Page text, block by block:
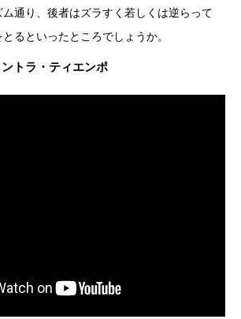
通り、後者はズラすく若しくは逆らって
とるといったところでしょうか。
トラ・ティエンポ